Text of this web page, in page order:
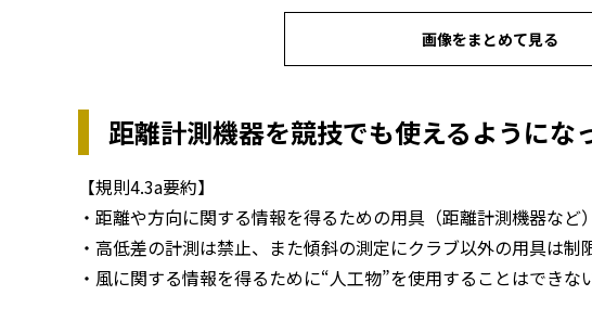
画像をまとめて見る
距離計測機器を競技でも使えるように
【規則4.3a要約】
・距離や方向に関する情報を得るための用具（距離計測機器など
・高低差の計測は禁止、また傾斜の測定にクラブ以外の用具は制
・風に関する情報を得るために“人工物”を使用することはできな